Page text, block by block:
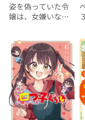
姿を偽っていた令
嬢は、女嫌いな公
愛されていたみた
いです１